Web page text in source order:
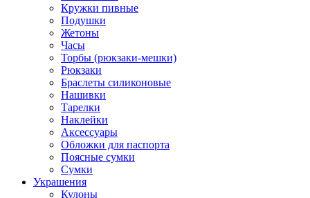
Кружки пивные
Подушки
Жетоны
Часы
Торбы (рюкзаки-мешки)
Рюкзаки
Браслеты силиконовые
Нашивки
Тарелки
Наклейки
Аксессуары
Обложки для паспорта
Поясные сумки
Сумки
Украшения
Кулоны